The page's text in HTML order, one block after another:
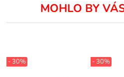
MOHLO BY
- 30% - 30%